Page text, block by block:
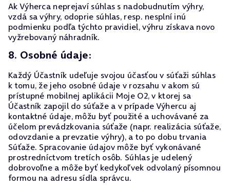
Ak Výherca neprejaví súhlas s nadobudnutím výhry,
vzdá sa výhry, odoprie súhlas, resp. nesplní inú
podmienku podľa týchto pravidiel, výhru získava novo
vyžrebovaný náhradník.
8. Osobné údaje:
Každý Účastník udeľuje svojou účasťou v súťaži súhlas
k tomu, že jeho osobné údaje v rozsahu v akom sú
prístupné mobilnej aplikácii Moje O2, v ktorej sa
Účastník zapojil do súťaže a v prípade Výhercu aj
kontaktné údaje, môžu byť použité a uchovávané za
účelom prevádzkovania súťaže (napr. realizácia súťaže,
odovzdanie a prevzatie výhry), a to po dobu trvania
Súťaže. Spracovanie údajov môže byť vykonávané
prostredníctvom tretích osôb. Súhlas je udelený
dobrovoľne a môže byť kedykoľvek odvolaný písomnou
formou na adresu sídla správcu.